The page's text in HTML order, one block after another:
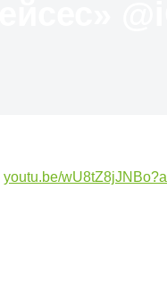
youtu.be/wU8tZ8jJNBo?a